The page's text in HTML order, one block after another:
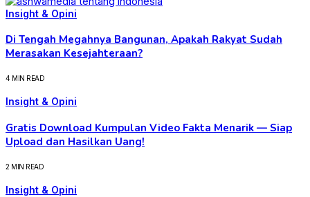
Insight & Opini
Di Tengah Megahnya Bangunan, Apakah Rakyat Sudah
Merasakan Kesejahteraan?
4 MIN READ
Insight & Opini
Gratis Download Kumpulan Video Fakta Menarik — Siap
Upload dan Hasilkan Uang!
2 MIN READ
Insight & Opini